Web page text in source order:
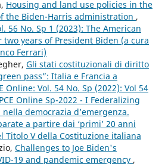
Housing and land use policies in the
the Biden-Harris administration ,
56 No. Sp 1 (2023): The American
two years of President Biden (a cura
Ferrari)
Gli stati costituzionali di diritto
pass”: Italia e Francia a
Online: Vol. 54 No. Sp (2022): Vol 54
Online Sp-2022 - I Federalizing
nella democrazia d’emergenza.
a partire dai ‘primi’ 20 anni
Titolo V della Costituzione italiana
Challenges to Joe Biden's
19 and pandemic emergency ,